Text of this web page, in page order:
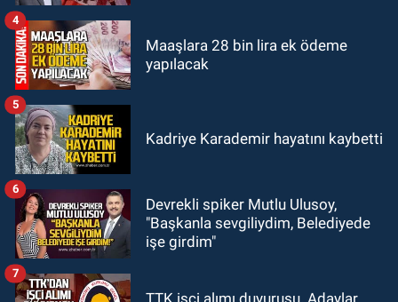
Maaşlara 28 bin lira ek ödeme
yapılacak
4
Kadriye Karademir hayatını kaybetti
5
Devrekli spiker Mutlu Ulusoy,
"Başkanla sevgiliydim, Belediyede
işe girdim"
6
TTK işçi alımı duyurusu. Adaylar
7